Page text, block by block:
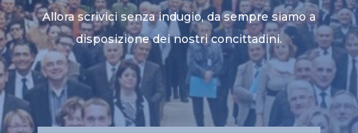
Allora scrivici senza indugio, da sempre siamo a
disposizione dei nostri concittadini.